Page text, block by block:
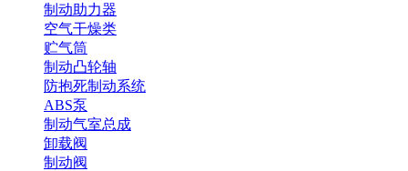
制动助力器
空气干燥类
贮气筒
制动凸轮轴
防抱死制动系统
ABS泵
制动气室总成
卸载阀
制动阀